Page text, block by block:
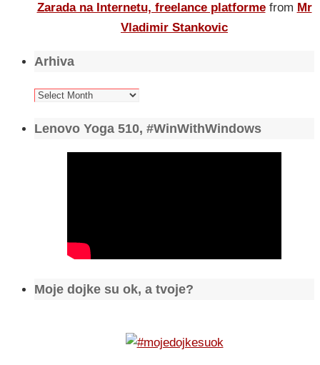
Zarada na Internetu, freelance platforme from Mr
Vladimir Stankovic
Arhiva
Arhiva
Lenovo Yoga 510, #WinWithWindows
Moje dojke su ok, a tvoje?